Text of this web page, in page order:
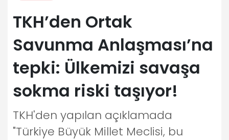
TKH’den Ortak
Savunma Anlaşması’na
tepki: Ülkemizi savaşa
sokma riski taşıyor!
TKH'den yapılan açıklamada
"Türkiye Büyük Millet Meclisi, bu